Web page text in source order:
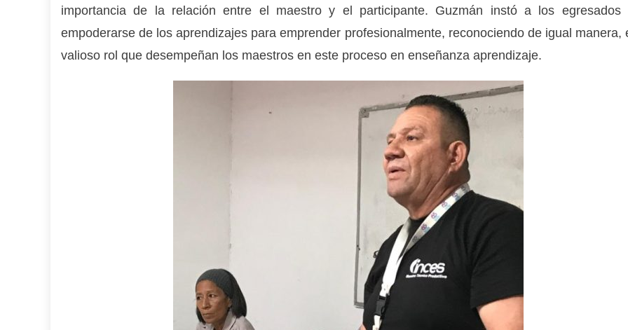
importancia de la relación entre el maestro y el participante. Guzmán instó a los egresados
empoderarse de los aprendizajes para emprender profesionalmente, reconociendo de igual manera,
valioso rol que desempeñan los maestros en este proceso en enseñanza aprendizaje.